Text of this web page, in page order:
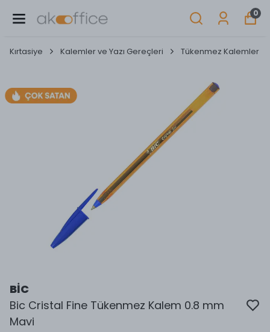
0
Kırtasiye Kalemler ve Yazı Gereçleri Tükenmez Kalemler
BİC
Bic Cristal Fine Tükenmez Kalem 0.8 mm
Mavi